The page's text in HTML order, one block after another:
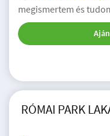
megismertem és
RÓMAI PARK